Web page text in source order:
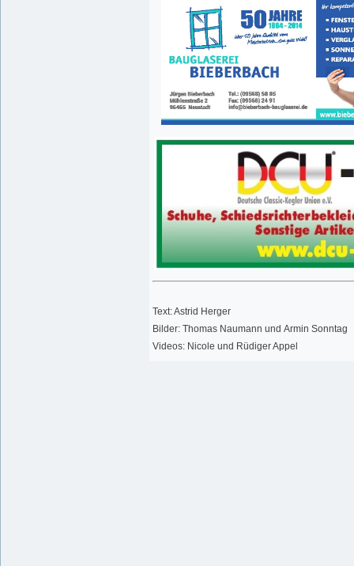
Text: Astrid Herger
Bilder: Thomas Naumann und Armin Sonntag
Videos: Nicole und Rüdiger Appel